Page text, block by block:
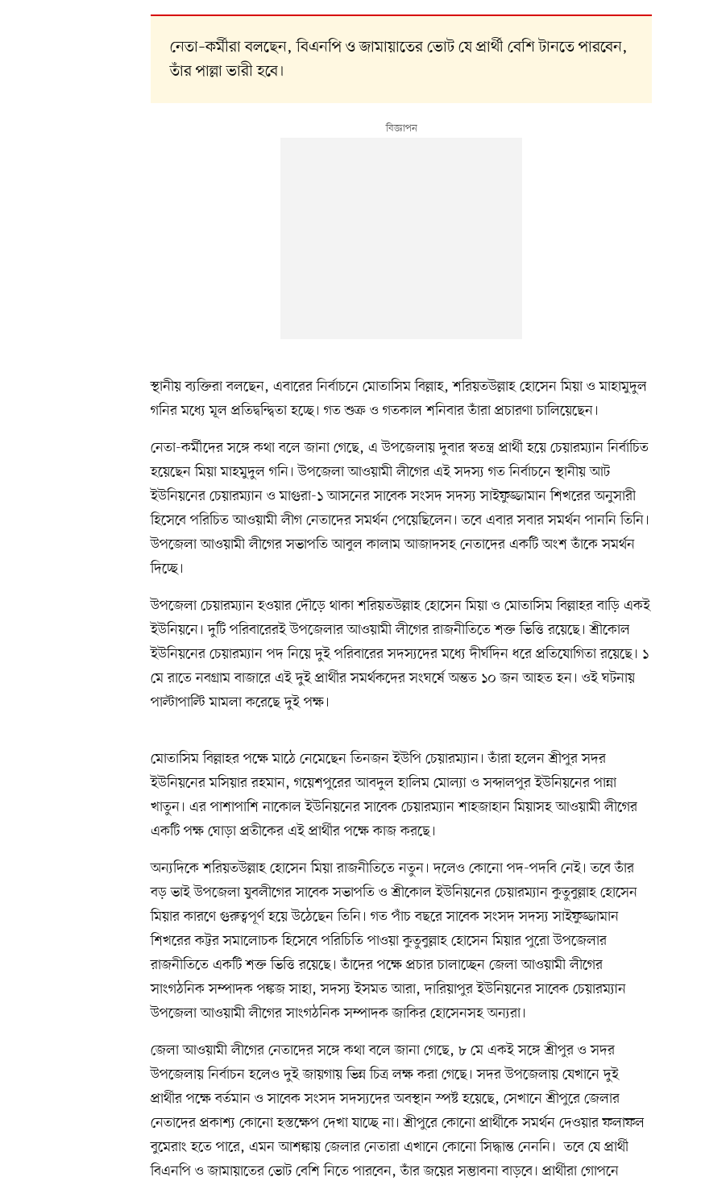
নেতা–কর্মীরা বলছেন, বিএনপি ও জামায়াতের ভোট যে প্রার্থী বেশি টানতে পারবেন,
তাঁর পাল্লা ভারী হবে।
স্থানীয় ব্যক্তিরা বলছেন, এবারের নির্বাচনে মোতাসিম বিল্লাহ, শরিয়তউল্লাহ হোসেন মিয়া ও মাহামুদুল
গনির মধ্যে মূল প্রতিদ্বন্দ্বিতা হচ্ছে। গত শুক্র ও গতকাল শনিবার তাঁরা প্রচারণা চালিয়েছেন।
নেতা-কর্মীদের সঙ্গে কথা বলে জানা গেছে, এ উপজেলায় দুবার স্বতন্ত্র প্রার্থী হয়ে চেয়ারম্যান নির্বাচিত
হয়েছেন মিয়া মাহমুদুল গনি। উপজেলা আওয়ামী লীগের এই সদস্য গত নির্বাচনে স্থানীয় আট
ইউনিয়নের চেয়ারম্যান ও মাগুরা-১ আসনের সাবেক সংসদ সদস্য সাইফুজ্জামান শিখরের অনুসারী
হিসেবে পরিচিত আওয়ামী লীগ নেতাদের সমর্থন পেয়েছিলেন। তবে এবার সবার সমর্থন পাননি তিনি।
উপজেলা আওয়ামী লীগের সভাপতি আবুল কালাম আজাদসহ নেতাদের একটি অংশ তাঁকে সমর্থন
দিচ্ছে।
উপজেলা চেয়ারম্যান হওয়ার দৌড়ে থাকা শরিয়তউল্লাহ হোসেন মিয়া ও মোতাসিম বিল্লাহর বাড়ি একই
ইউনিয়নে। দুটি পরিবারেরই উপজেলার আওয়ামী লীগের রাজনীতিতে শক্ত ভিত্তি রয়েছে। শ্রীকোল
ইউনিয়নের চেয়ারম্যান পদ নিয়ে দুই পরিবারের সদস্যদের মধ্যে দীর্ঘদিন ধরে প্রতিযোগিতা রয়েছে। ১
মে রাতে নবগ্রাম বাজারে এই দুই প্রার্থীর সমর্থকদের সংঘর্ষে অন্তত ১০ জন আহত হন। ওই ঘটনায়
পাল্টাপাল্টি মামলা করেছে দুই পক্ষ।
মোতাসিম বিল্লাহর পক্ষে মাঠে নেমেছেন তিনজন ইউপি চেয়ারম্যান। তাঁরা হলেন শ্রীপুর সদর
ইউনিয়নের মসিয়ার রহমান, গয়েশপুরের আবদুল হালিম মোল্যা ও সব্দালপুর ইউনিয়নের পান্না
খাতুন। এর পাশাপাশি নাকোল ইউনিয়নের সাবেক চেয়ারম্যান শাহজাহান মিয়াসহ আওয়ামী লীগের
একটি পক্ষ ঘোড়া প্রতীকের এই প্রার্থীর পক্ষে কাজ করছে।
অন্যদিকে শরিয়তউল্লাহ হোসেন মিয়া রাজনীতিতে নতুন। দলেও কোনো পদ-পদবি নেই। তবে তাঁর
বড় ভাই উপজেলা যুবলীগের সাবেক সভাপতি ও শ্রীকোল ইউনিয়নের চেয়ারম্যান কুতুবুল্লাহ হোসেন
মিয়ার কারণে গুরুত্বপূর্ণ হয়ে উঠেছেন তিনি। গত পাঁচ বছরে সাবেক সংসদ সদস্য সাইফুজ্জামান
শিখরের কট্টর সমালোচক হিসেবে পরিচিতি পাওয়া কুতুবুল্লাহ হোসেন মিয়ার পুরো উপজেলার
রাজনীতিতে একটি শক্ত ভিত্তি রয়েছে। তাঁদের পক্ষে প্রচার চালাচ্ছেন জেলা আওয়ামী লীগের
সাংগঠনিক সম্পাদক পঙ্কজ সাহা, সদস্য ইসমত আরা, দারিয়াপুর ইউনিয়নের সাবেক চেয়ারম্যান
উপজেলা আওয়ামী লীগের সাংগঠনিক সম্পাদক জাকির হোসেনসহ অন্যরা।
জেলা আওয়ামী লীগের নেতাদের সঙ্গে কথা বলে জানা গেছে, ৮ মে একই সঙ্গে শ্রীপুর ও সদর
উপজেলায় নির্বাচন হলেও দুই জায়গায় ভিন্ন চিত্র লক্ষ করা গেছে। সদর উপজেলায় যেখানে দুই
প্রার্থীর পক্ষে বর্তমান ও সাবেক সংসদ সদস্যদের অবস্থান স্পষ্ট হয়েছে, সেখানে শ্রীপুরে জেলার
নেতাদের প্রকাশ্য কোনো হস্তক্ষেপ দেখা যাচ্ছে না। শ্রীপুরে কোনো প্রার্থীকে সমর্থন দেওয়ার ফলাফল
বুমেরাং হতে পারে, এমন আশঙ্কায় জেলার নেতারা এখানে কোনো সিদ্ধান্ত নেননি। তবে যে প্রার্থী
বিএনপি ও জামায়াতের ভোট বেশি নিতে পারবেন, তাঁর জয়ের সম্ভাবনা বাড়বে। প্রার্থীরা গোপনে